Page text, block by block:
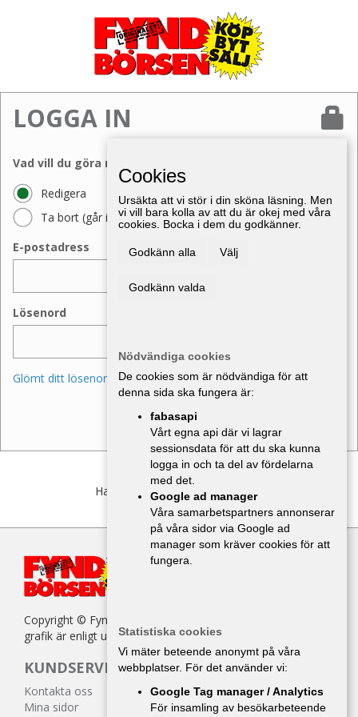
LOGGA IN
Vad vill du göra med din annons?
Redigera
Ta bort (går inte att ångra)
E-postadress
Lösenord
Glömt ditt lösenord?
Har du inget konto?Bli medlem
Copyright © Fyndbörsen. All kopiering av texter, bilder eller
grafik är enligt upphovsrättslagen förbjuden.
KUNDSERVICE
Kontakta oss
Mina sidor
Cookies
Ursäkta att vi stör i din sköna läsning. Men
vi vill bara kolla av att du är okej med våra
cookies. Bocka i dem du godkänner.
Godkänn alla Välj
Godkänn valda
Nödvändiga cookies
De cookies som är nödvändiga för att
denna sida ska fungera är:
fabasapi
Vårt egna api där vi lagrar
sessionsdata för att du ska kunna
logga in och ta del av fördelarna
med det.
Google ad manager
Våra samarbetspartners annonserar
på våra sidor via Google ad
manager som kräver cookies för att
fungera.
Statistiska cookies
Vi mäter beteende anonymt på våra
webbplatser. För det använder vi:
Google Tag manager / Analytics
För insamling av besökarbeteende